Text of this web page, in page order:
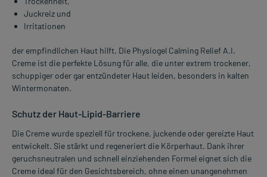
Juckreiz und
Irritationen
der empfindlichen Haut hilft. Die Physiogel Calming Relief A.I.
Creme ist die perfekte Lösung für alle, die unter extrem trockener,
schuppiger oder gar entzündeter Haut leiden, besonders in kalten
Wintermonaten.
Schutz der Haut-Lipid-Barriere
Die Creme wurde speziell für trockene, juckende oder gereizte Haut
entwickelt. Sie stärkt und regeneriert die Körperhaut. Dank ihrer
geruchsneutralen und schnell einziehenden Formel eignet sich die
Creme ideal für den Gesichtsbereich, ohne einen unangenehmen